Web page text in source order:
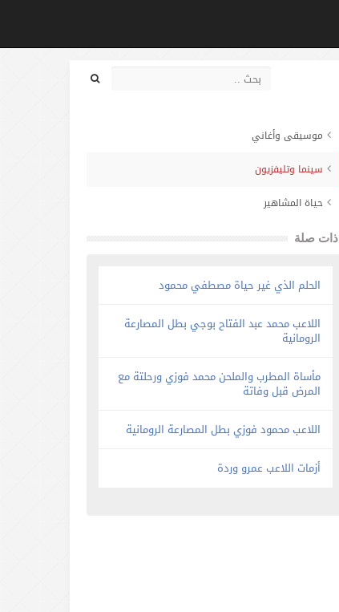
موسيقى وأغاني
سينما وتليفزيون
حياة المشاهير
ذات صلة
الحلم الذي غير حياة مصطفي محمود
اللاعب محمد عبد الفتاح بوجي بطل المصارعة
الرومانية
مأساة المطرب والملحن محمد فوزي ورحلتة مع
المرض قبل وفاتة
اللاعب محمود فوزي بطل المصارعة الرومانية
أزمات اللاعب عمرو وردة